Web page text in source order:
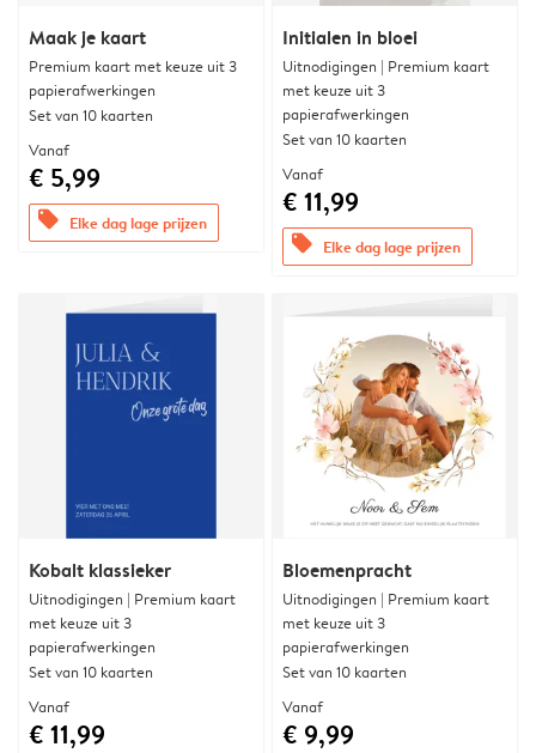
Maak je kaart
Premium kaart met keuze uit 3
papierafwerkingen
Set van 10 kaarten
Vanaf
€ 5,99
offers Elke dag lage prijzen
Initialen in bloei
Uitnodigingen | Premium kaart
met keuze uit 3
papierafwerkingen
Set van 10 kaarten
Vanaf
€ 11,99
offers Elke dag lage prijzen
Kobalt klassieker
Uitnodigingen | Premium kaart
met keuze uit 3
papierafwerkingen
Set van 10 kaarten
Vanaf
€ 11,99
Bloemenpracht
Uitnodigingen | Premium kaart
met keuze uit 3
papierafwerkingen
Set van 10 kaarten
Vanaf
€ 9,99